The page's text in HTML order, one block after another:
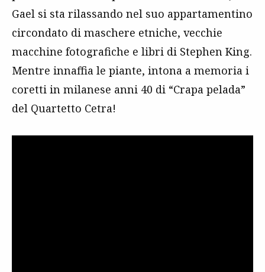
Gael si sta rilassando nel suo appartamentino
circondato di maschere etniche, vecchie
macchine fotografiche e libri di Stephen King.
Mentre innaffia le piante, intona a memoria i
coretti in milanese anni 40 di “Crapa pelada”
del Quartetto Cetra!